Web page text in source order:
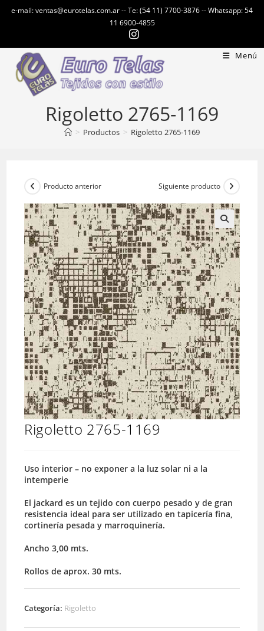
e-mail: ventas@eurotelas.com.ar -- Te: (54 11) 7700-3876 -- Whatsapp: 54
11 6900-4855
Menú
Rigoletto 2765-1169
> Productos > Rigoletto 2765-1169
Producto anterior Siguiente producto
Rigoletto 2765-1169
Uso interior – no exponer a la luz solar ni a la
intemperie
El jackard es un tejido con cuerpo pesado y de gran
resistencia ideal para ser utilizado en tapicería fina,
cortinería pesada y marroquinería.
Ancho 3,00 mts.
Rollos de aprox. 30 mts.
Categoría: Rigoletto